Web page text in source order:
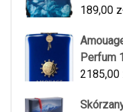
189,00
Perfum
2185,00